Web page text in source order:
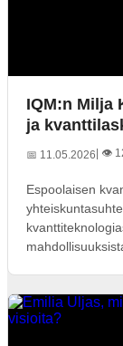
IQM:n Milja
ja
📅 11.05.2026 | 👁️
Espoolaisen